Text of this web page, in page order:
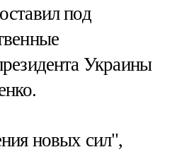
под
Украины
новых сил",